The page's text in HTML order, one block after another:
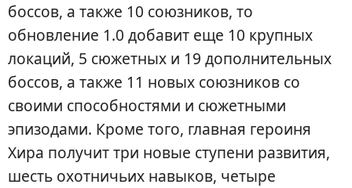
боссов, а также 10 союзников, то
обновление 1.0 добавит еще 10 крупных
локаций, 5 сюжетных и 19 дополнительных
боссов, а также 11 новых союзников со
своими способностями и сюжетными
эпизодами. Кроме того, главная героиня
Хира получит три новые ступени развития,
шесть охотничьих навыков, четыре